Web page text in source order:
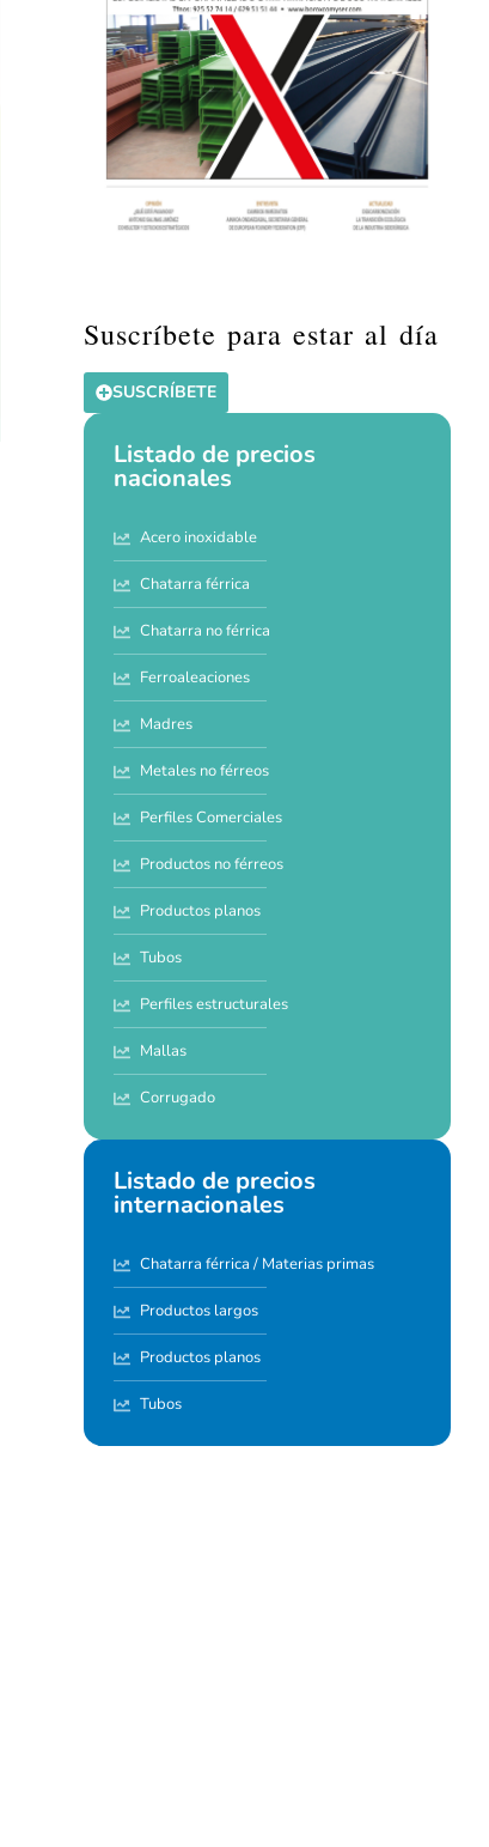
Suscríbete para estar al día
SUSCRÍBETE
Listado de precios
nacionales
Acero inoxidable
Chatarra férrica
Chatarra no férrica
Ferroaleaciones
Madres
Metales no férreos
Perfiles Comerciales
Productos no férreos
Productos planos
Tubos
Perfiles estructurales
Mallas
Corrugado
Listado de precios
internacionales
Chatarra férrica / Materias primas
Productos largos
Productos planos
Tubos